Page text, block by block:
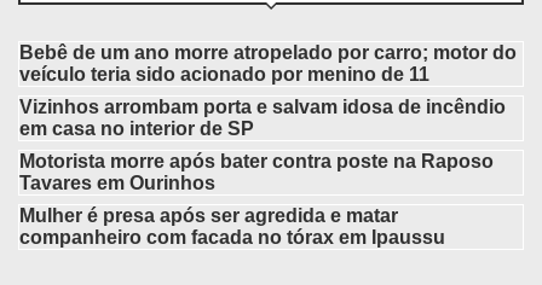
Bebê de um ano morre atropelado por carro; motor do
veículo teria sido acionado por menino de 11
Vizinhos arrombam porta e salvam idosa de incêndio
em casa no interior de SP
Motorista morre após bater contra poste na Raposo
Tavares em Ourinhos
Mulher é presa após ser agredida e matar
companheiro com facada no tórax em Ipaussu